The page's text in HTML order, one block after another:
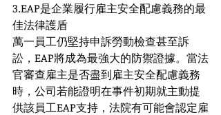
3.EAP是企業履行雇主安全配慮義務的最
佳法律護盾
萬一員工仍堅持申訴勞動檢查甚至訴
訟，EAP將成為最強大的防禦證據。當法
官審查雇主是否盡到雇主安全配慮義務
時，公司若能證明在事件初期就主動提
供該員工EAP支持，法院有可能會認定雇